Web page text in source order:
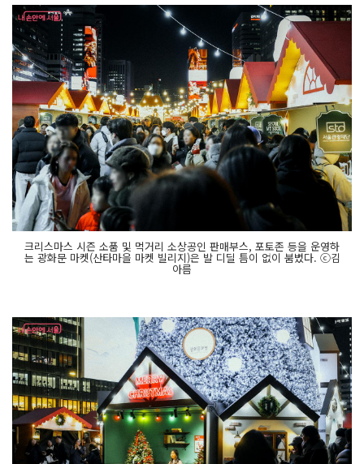
치 에
디
션
(해
치 마
스
크
팩)
을 소
개
하
는 '메
디
힐 부
스', 서
울
시 주
요 정
책
을 맞
춰
는 '소
장
진
흥
공
단' 부
스
'일
월
오
봉
도 소
원
벽' 등 다
크리스마스 시즌 소품 및 먹거리 소상공인 판매부스, 포토존 등을 운영하
는 광화문 마켓(산타마을 마켓 빌리지)은 발 디딜 틈이 없이 붐볐다. ⓒ김
아름